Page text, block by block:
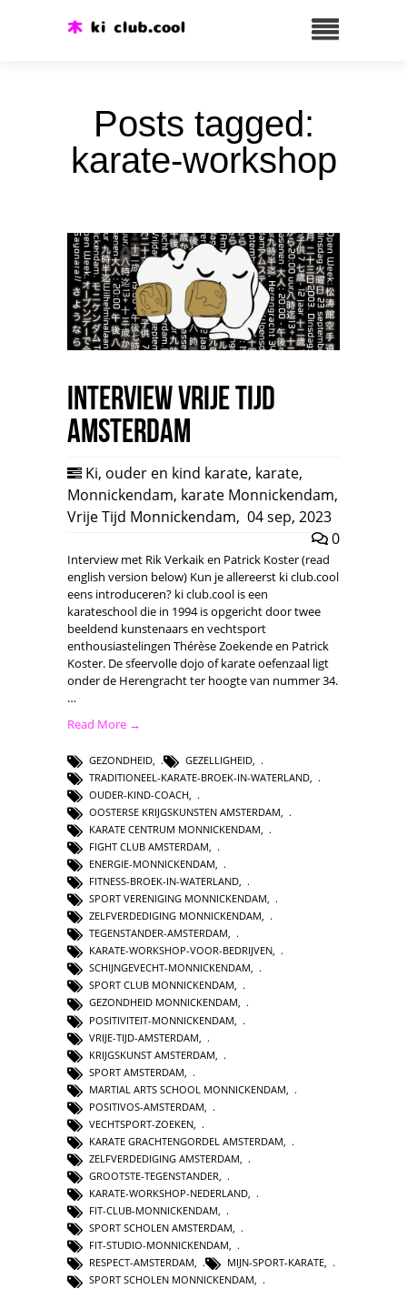
Posts tagged:
karate-workshop
Interview Vrije Tijd
Amsterdam
Ki, ouder en kind karate, karate,
Monnickendam, karate Monnickendam,
Vrije Tijd Monnickendam, 04 sep, 2023
0
Interview met Rik Verkaik en Patrick Koster (read
english version below) Kun je allereerst ki club.cool
eens introduceren? ki club.cool is een
karateschool die in 1994 is opgericht door twee
beeldend kunstenaars en vechtsport
enthousiastelingen Thérèse Zoekende en Patrick
Koster. De sfeervolle dojo of karate oefenzaal ligt
onder de Herengracht ter hoogte van nummer 34.
…
Read More →
GEZONDHEID GEZELLIGHEID
TRADITIONEEL-KARATE-BROEK-IN-WATERLAND
OUDER-KIND-COACH
OOSTERSE KRIJGSKUNSTEN AMSTERDAM
KARATE CENTRUM MONNICKENDAM
FIGHT CLUB AMSTERDAM
ENERGIE-MONNICKENDAM
FITNESS-BROEK-IN-WATERLAND,
SPORT VERENIGING MONNICKENDAM,
ZELFVERDEDIGING MONNICKENDAM,
TEGENSTANDER-AMSTERDAM,
KARATE-WORKSHOP-VOOR-BEDRIJVEN,
SCHIJNGEVECHT-MONNICKENDAM,
SPORT CLUB MONNICKENDAM,
GEZONDHEID MONNICKENDAM,
POSITIVITEIT-MONNICKENDAM
VRIJE-TIJD-AMSTERDAM
KRIJGSKUNST AMSTERDAM
SPORT AMSTERDAM
MARTIAL ARTS SCHOOL MONNICKENDAM
POSITIVOS-AMSTERDAM
VECHTSPORT-ZOEKEN
KARATE GRACHTENGORDEL AMSTERDAM
ZELFVERDEDIGING AMSTERDAM,
GROOTSTE-TEGENSTANDER,
KARATE-WORKSHOP-NEDERLAND,
FIT-CLUB-MONNICKENDAM,
SPORT SCHOLEN AMSTERDAM,
FIT-STUDIO-MONNICKENDAM,
RESPECT-AMSTERDAM, MIJN-SPORT-KARATE,
SPORT SCHOLEN MONNICKENDAM,